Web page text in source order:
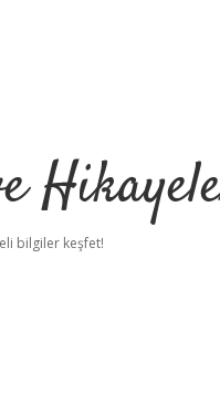
bilgiler keşfet!